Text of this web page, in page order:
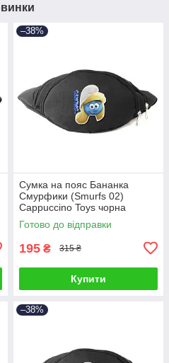
–38%
Сумка на пояс Бананка
Смурфики (Smurfs 02)
Cappuccino Toys чорна
Готово до відправки
195 ₴ 315 ₴
Купити
–38%